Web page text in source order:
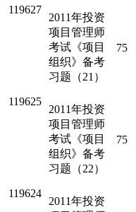
119627
2011年投资
项目管理师
考试《项目
组织》备考
习题（21）
75
119625
2011年投资
项目管理师
考试《项目
组织》备考
习题（22）
75
119624
2011年投资